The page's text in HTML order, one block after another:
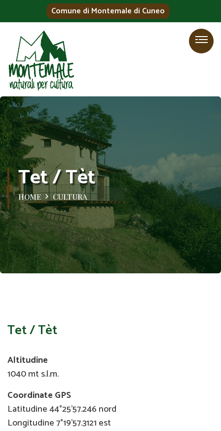
Comune di Montemale di Cuneo
Tet / Tèt
HOME CULTURA
Tet / Tèt
Altitudine
1040 mt s.l.m.
Coordinate GPS
Latitudine 44°25'57.246 nord
Longitudine 7°19'57.3121 est